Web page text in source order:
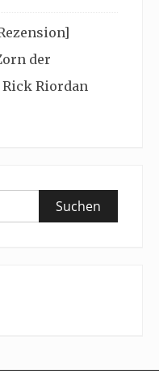
der
Riordan